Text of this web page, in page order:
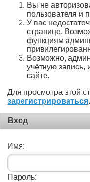
Вы не
пользователя и
У вас
странице.
функциям
Возможно,
учётную запись,
сайте.
Для просмотра этой
зарегистрироваться.
Вход
Имя:
Пароль: